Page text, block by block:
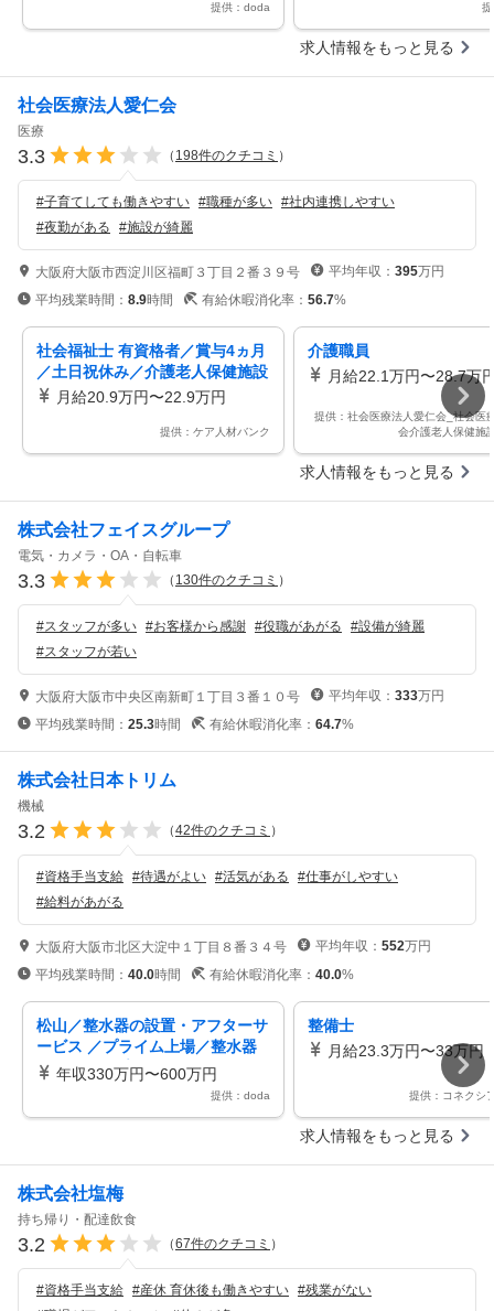
提供：doda
求人情報をもっと見る
社会医療法人愛仁会
医療
3.3 （ 198件のクチコミ ）
#子育てしても働きやすい #職種が多い #社内連携しやすい
#夜勤がある #施設が綺麗
大阪府大阪市西淀川区福町３丁目２番３９号 平均年収： 395万円
平均残業時間： 8.9時間 有給休暇消化率： 56.7%
社会福祉士 有資格者／賞与4ヵ月
／土日祝休み／介護老人保健施設
月給20.9万円〜22.9万円
提供：ケア人材バンク
介護職員
月給22.1万円〜28.7万
提供：社会医療法人愛仁会_社会医
会介護老人保健施
求人情報をもっと見る
株式会社フェイスグループ
電気・カメラ・OA・自転車
3.3 （ 130件のクチコミ ）
#スタッフが多い #お客様から感謝 #役職があがる #設備が綺麗
#スタッフが若い
大阪府大阪市中央区南新町１丁目３番１０号 平均年収： 333万円
平均残業時間： 25.3時間 有給休暇消化率： 64.7%
株式会社日本トリム
機械
3.2 （42件のクチコミ ）
#資格手当支給 #待遇がよい #活気がある #仕事がしやすい
#給料があがる
大阪府大阪市北区大淀中１丁目８番３４号 平均年収： 552万円
平均残業時間： 40.0時間 有給休暇消化率： 40.0%
松山／整水器の設置・アフターサ
ービス ／プライム上場／整水器
シェアトップクラス／インセンテ
年収330万円〜600万円
提供：doda
整備士
月給23.3万円〜33万円
提供：コネクシ
求人情報をもっと見る
株式会社塩梅
持ち帰り・配達飲食
3.2 （67件のクチコミ ）
#資格手当支給 #産休 育休後も働きやすい #残業がない